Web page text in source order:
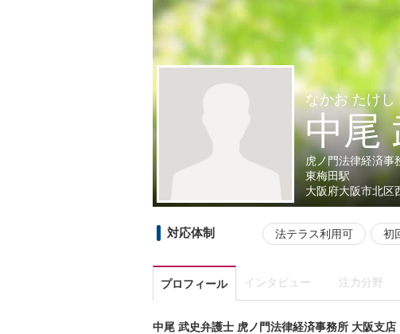
なかお たけし
中尾
虎ノ門法律経済事
東梅田駅
大阪府大阪市北区
対応体制 法テラス利用可 初
プロフィール インタビュー 注力分野
中尾 武史弁護士 虎ノ門法律経済事務所 大阪支店